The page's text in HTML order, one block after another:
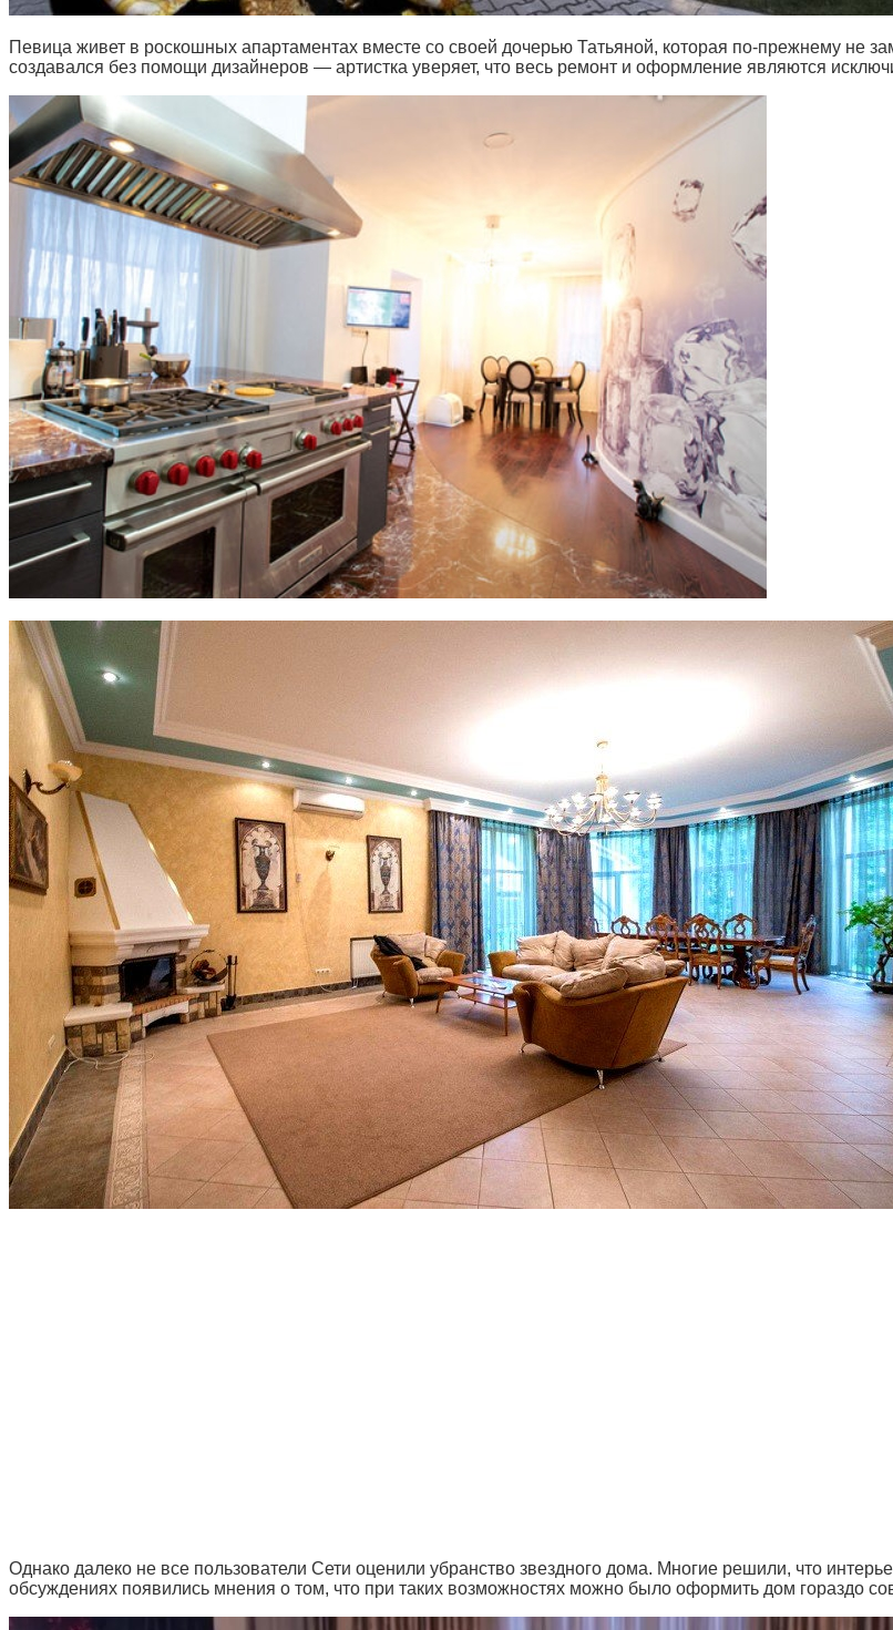
Певица живет в роскошных апартаментах вместе со своей дочерью Татьяной, которая по-прежнему не
создавался без помощи дизайнеров — артистка уверяет, что весь ремонт и оформление являются
Однако далеко не все пользователи Сети оценили убранство звездного дома. Многие решили, что
обсуждениях появились мнения о том, что при таких возможностях можно было оформить дом гораздо